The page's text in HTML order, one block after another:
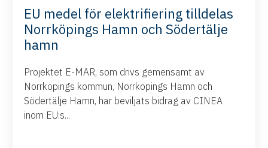
EU medel för elektrifiering tilldelas
Norrköpings Hamn och Södertälje
hamn
Projektet E-MAR, som drivs gemensamt av
Norrköpings kommun, Norrköpings Hamn och
Södertälje Hamn, har beviljats bidrag av CINEA
inom EU:s...